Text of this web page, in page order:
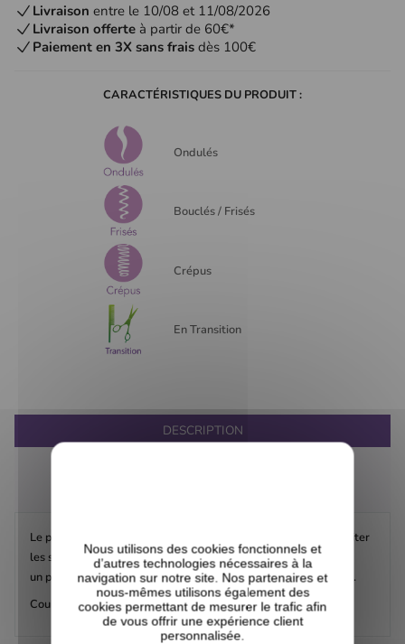
Livraison entre le 10/08 et 11/08/2026
Livraison offerte à partir de 60€*
Paiement en 3X sans frais dès 100€
CARACTÉRISTIQUES DU PRODUIT :
Ondulés
Bouclés / Frisés
Crépus
En Transition
DESCRIPTION
Le peigne démêlant "Square" est muni d'un manche pour faciliter
les séances de démêlage.
un petit peigne qui est aussi parfait pour démêler votre barbe.
Couleur aléatoire.
Nous utilisons des cookies fonctionnels et
d’autres technologies nécessaires à la
navigation sur notre site. Nos partenaires et
nous-mêmes utilisons également des
cookies permettant de mesurer le trafic afin
de vous offrir une expérience client
personnalisée.